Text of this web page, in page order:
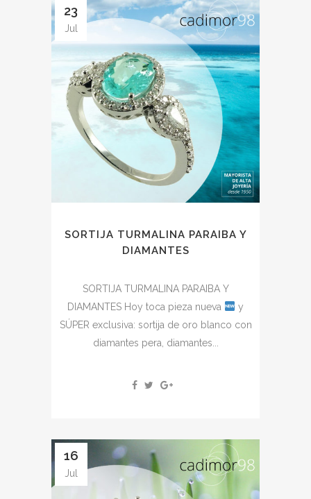
23
Jul
SORTIJA TURMALINA PARAIBA Y
DIAMANTES
SORTIJA TURMALINA PARAIBA Y
DIAMANTES Hoy toca pieza nueva
y
SÚPER exclusiva: sortija de oro blanco con
diamantes pera, diamantes...
16
Jul